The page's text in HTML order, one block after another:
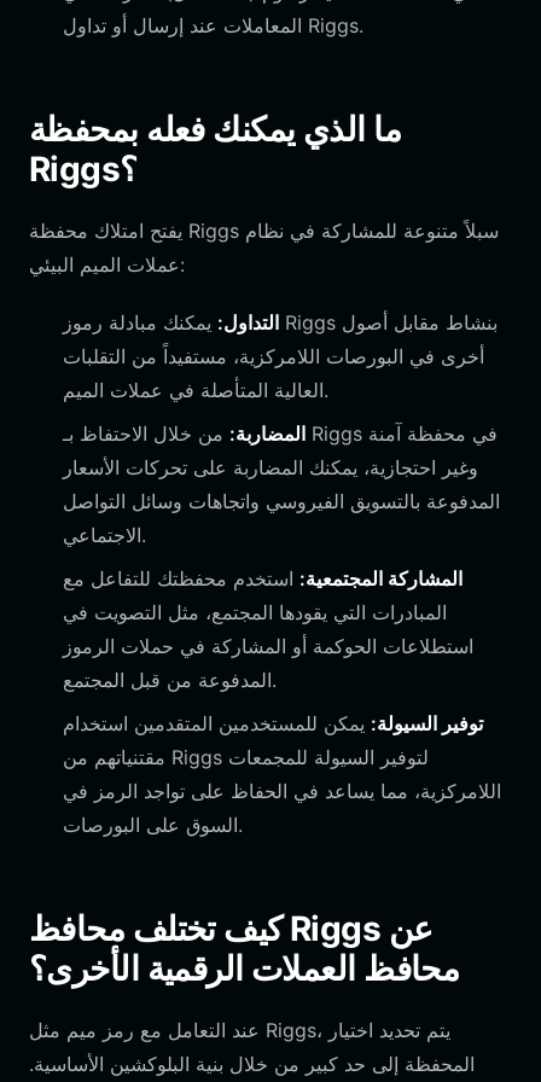
المعاملات عند إرسال أو تداول Riggs.
ما الذي يمكنك فعله بمحفظة
Riggs؟
يفتح امتلاك محفظة Riggs سبلاً متنوعة للمشاركة في نظام
عملات الميم البيئي:
التداول: يمكنك مبادلة رموز Riggs بنشاط مقابل أصول
أخرى في البورصات اللامركزية، مستفيداً من التقلبات
العالية المتأصلة في عملات الميم.
المضاربة: من خلال الاحتفاظ بـ Riggs في محفظة آمنة
وغير احتجازية، يمكنك المضاربة على تحركات الأسعار
المدفوعة بالتسويق الفيروسي واتجاهات وسائل التواصل
الاجتماعي.
المشاركة المجتمعية: استخدم محفظتك للتفاعل مع
المبادرات التي يقودها المجتمع، مثل التصويت في
استطلاعات الحوكمة أو المشاركة في حملات الرموز
المدفوعة من قبل المجتمع.
توفير السيولة: يمكن للمستخدمين المتقدمين استخدام
مقتنياتهم من Riggs لتوفير السيولة للمجمعات
اللامركزية، مما يساعد في الحفاظ على تواجد الرمز في
السوق على البورصات.
كيف تختلف محافظ Riggs عن
محافظ العملات الرقمية الأخرى؟
عند التعامل مع رمز ميم مثل Riggs، يتم تحديد اختيار
المحفظة إلى حد كبير من خلال بنية البلوكشين الأساسية.